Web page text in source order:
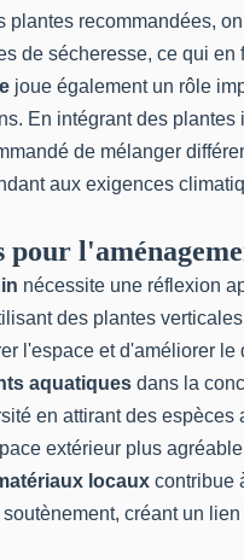
plantes recommandées,
de sécheresse, ce qui
joue également un rôle
En intégrant des
de mélanger
aux exigences
pour
nécessite une réflexion
des plantes
l'espace et d'améliorer
aquatiques dans la
en attirant des
extérieur plus
locaux contribue
créant un